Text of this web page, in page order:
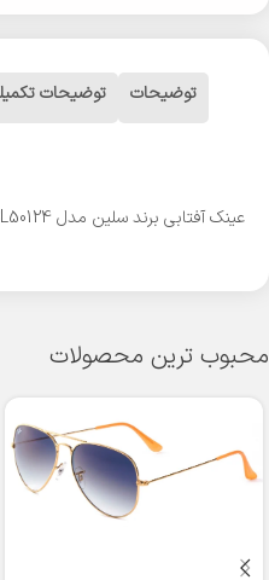
توضیحات توضیحات
عینک آفتابی برند سلین مدل CL50124
محبوب ترین محصولات